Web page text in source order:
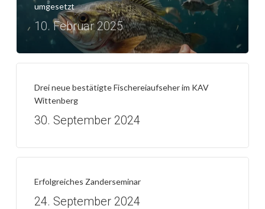
umgesetzt
10. Februar 2025
Drei neue bestätigte Fischereiaufseher im KAV
Wittenberg
30. September 2024
Erfolgreiches Zanderseminar
24. September 2024